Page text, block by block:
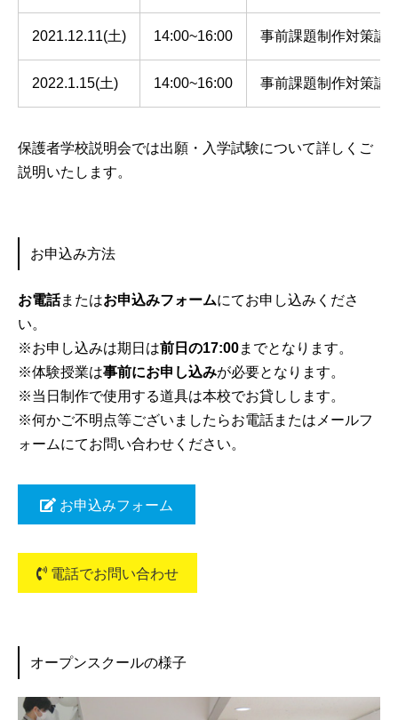
2021.12.11(土) 14:00~16:00 事前課題制作対策講
2022.1.15(土) 14:00~16:00 事前課題制作対策講
保護者学校説明会では出願・入学試験について詳しくご
説明いたします。
お申込み方法
お電話またはお申込みフォームにてお申し込みくださ
い。
※お申し込みは期日は前日の17:00までとなります。
※体験授業は事前にお申し込みが必要となります。
※当日制作で使用する道具は本校でお貸しします。
※何かご不明点等ございましたらお電話またはメールフ
ォームにてお問い合わせください。
お申込みフォーム
電話でお問い合わせ
オープンスクールの様子